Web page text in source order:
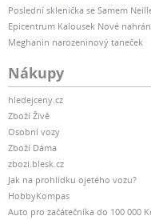
Poslední sklenička se Samem
Epicentrum Kalousek Nové
Meghanin narozeninový taneček
Nákupy
hledejceny.cz
Zboží Živě
Osobní vozy
Zboží Dáma
zbozi.blesk.cz
Jak na prohlídku ojetého vozu?
HobbyKompas
Auto pro začátečníka do 100 000